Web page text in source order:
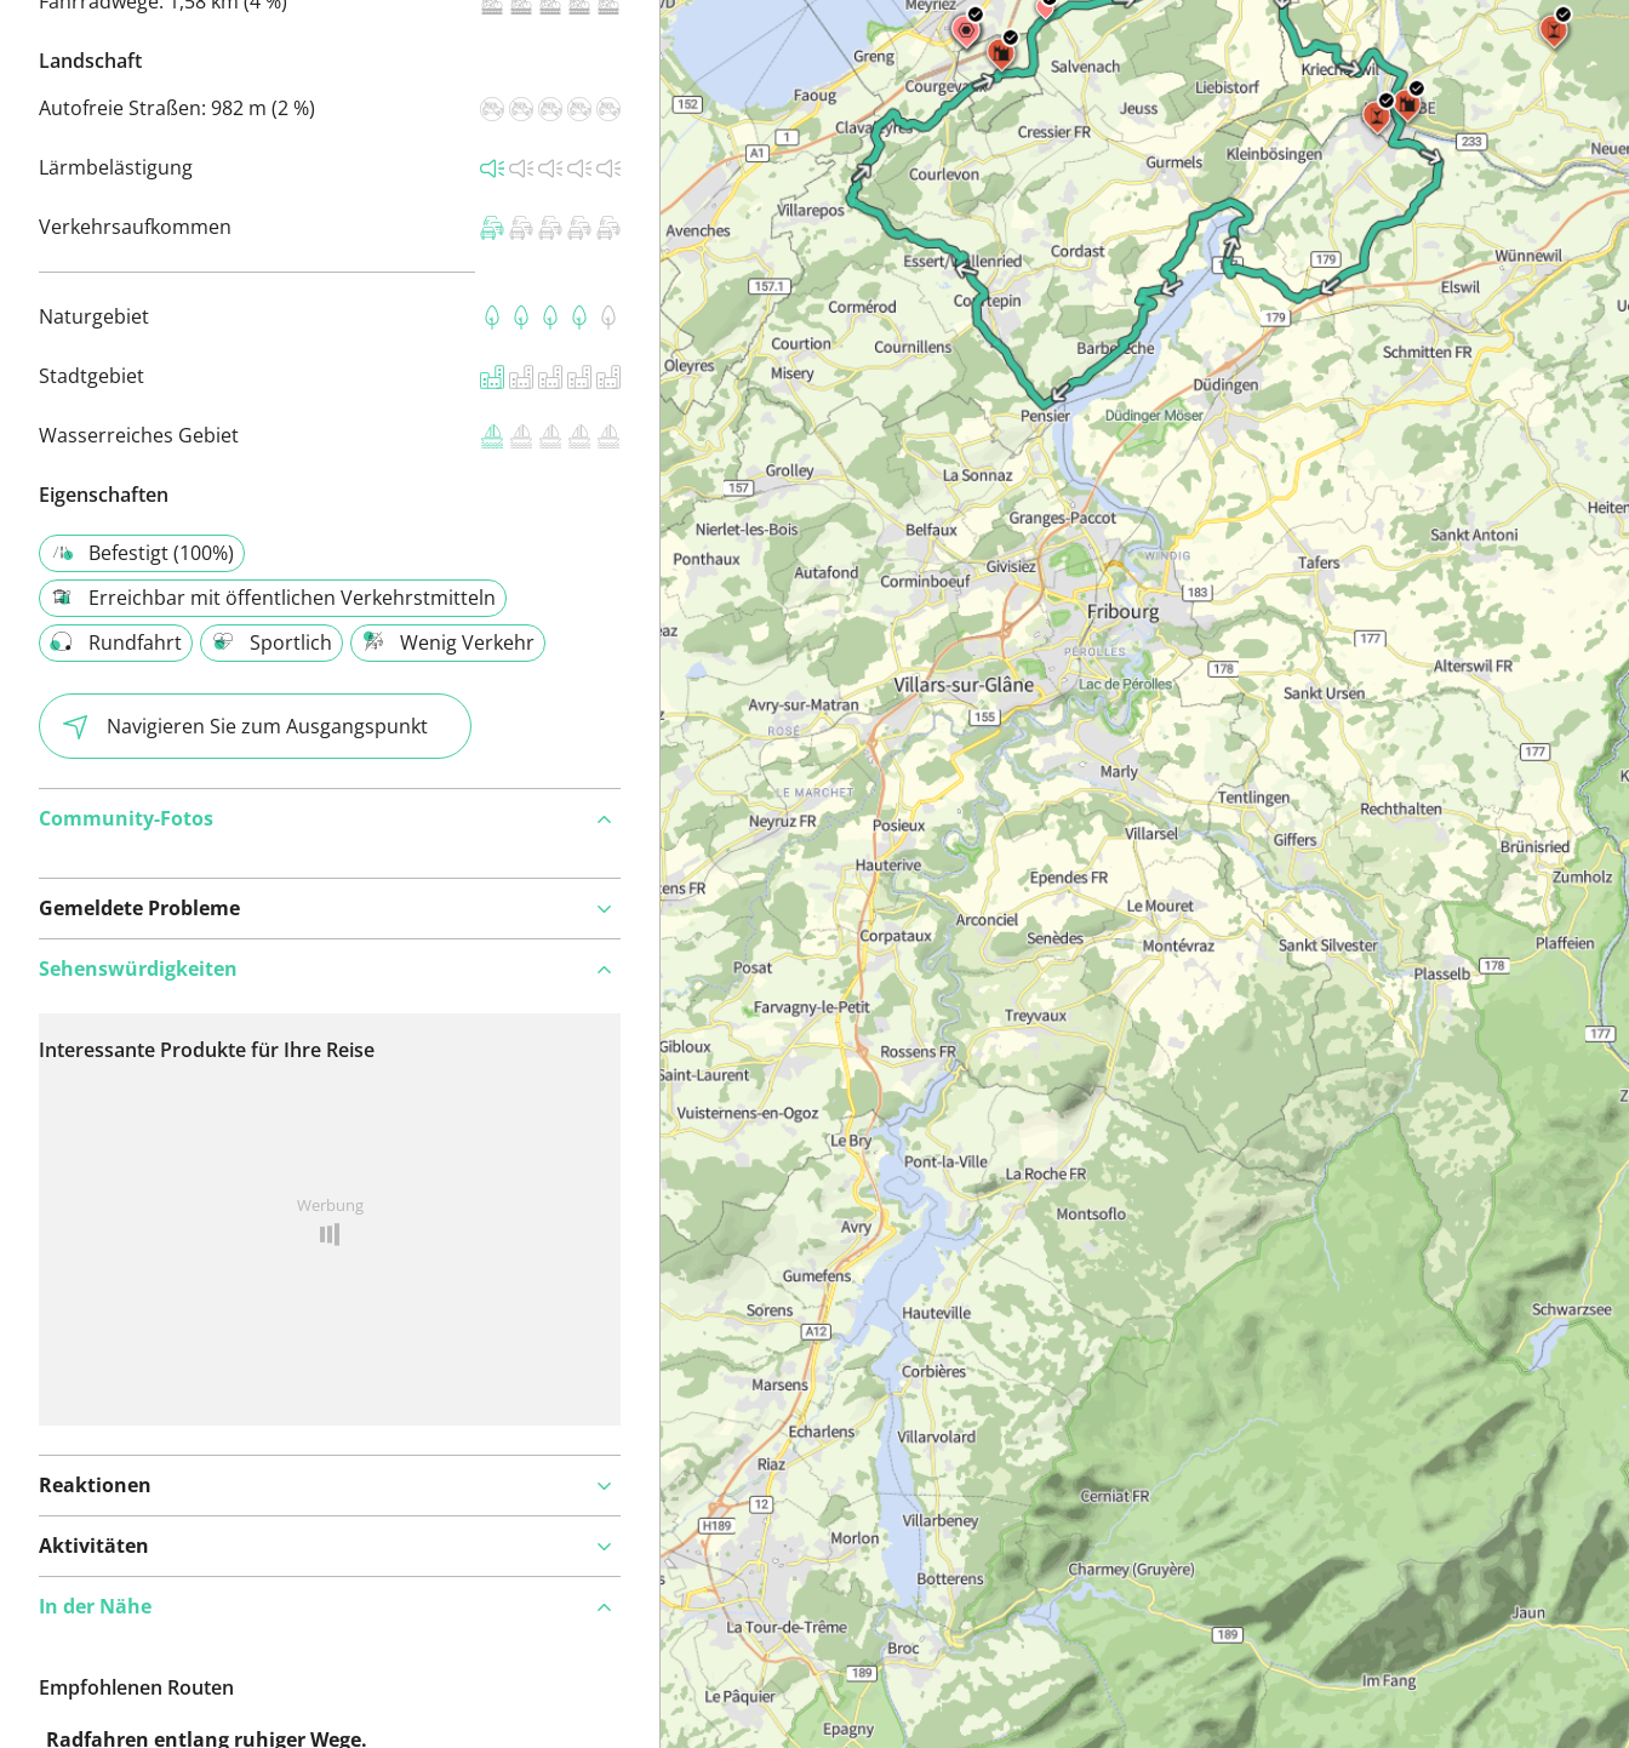
Landschaft
Autofreie Straßen: 982 m (2 %)
Lärmbelästigung
Verkehrsaufkommen
Naturgebiet
Stadtgebiet
Wasserreiches Gebiet
Eigenschaften
Befestigt (100%)
Erreichbar mit öffentlichen Verkehrstmitteln
Rundfahrt
Sportlich Wenig Verkehr
Navigieren Sie zum Ausgangspunkt
Community-Fotos
Gemeldete Probleme
wurden bisher keine
Sehenswürdigkeiten
Interessante Produkte für Ihre Reise
Werbung
Reaktionen
Aktivitäten
In der Nähe
Empfohlenen Routen
Radfahren entlang ruhiger Wege.